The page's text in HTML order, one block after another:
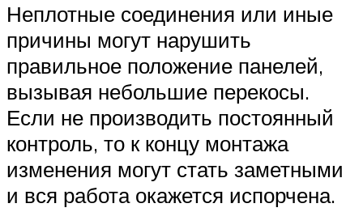
Неплотные соединения или иные
причины могут нарушить
правильное положение панелей,
вызывая небольшие перекосы.
Если не производить постоянный
контроль, то к концу монтажа
изменения могут стать заметными
и вся работа окажется испорчена.